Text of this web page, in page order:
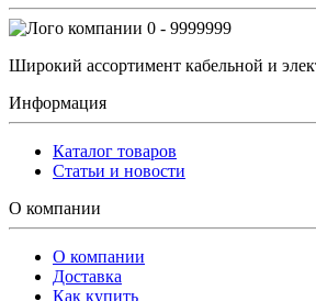
0 - 9999999
Широкий ассортимент кабельной и
Информация
Каталог товаров
Статьи и новости
О компании
О компании
Доставка
Как купить